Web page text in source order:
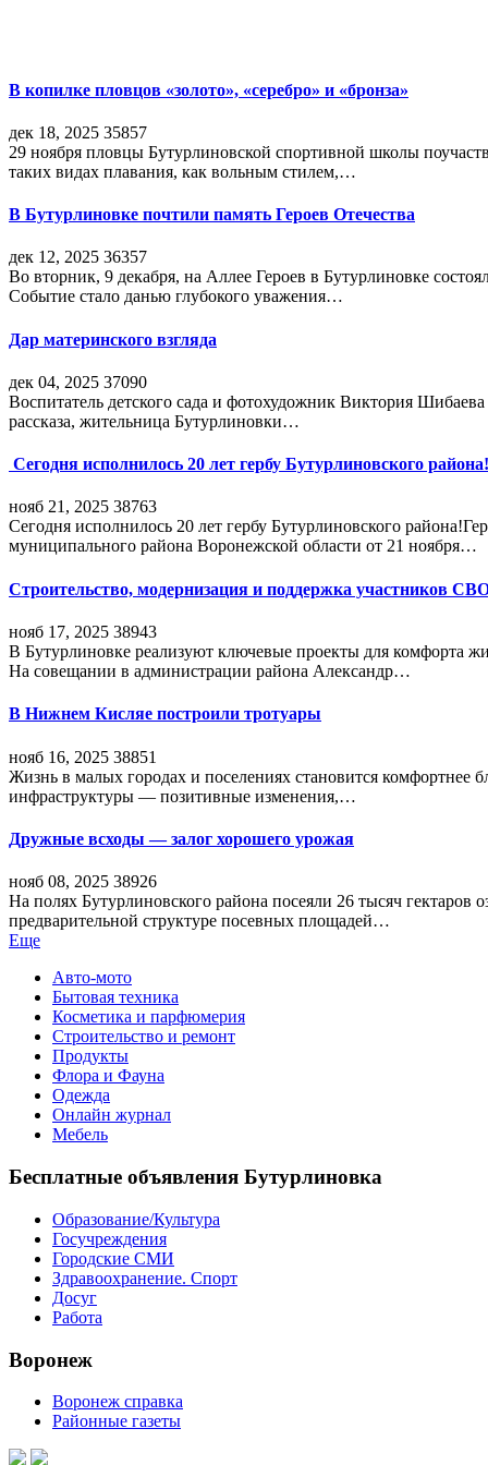
В копилке пловцов «золото», «серебро» и «бронза»
дек 18, 2025 35857
29 ноября пловцы Бутурлиновской спортивной школы
таких видах плавания, как вольным стилем,…
В Бутурлиновке почтили память Героев Отечества
дек 12, 2025 36357
Во вторник, 9 декабря, на Аллее Героев в Бутурлиновке
Событие стало данью глубокого уважения…
Дар материнского взгляда
дек 04, 2025 37090
Воспитатель детского сада и фотохудожник Виктория
рассказа, жительница Бутурлиновки…
Сегодня исполнилось 20 лет гербу Бутурлиновского района!
нояб 21, 2025 38763
Сегодня исполнилось 20 лет гербу Бутурлиновского
муниципального района Воронежской области от 21 ноября…
Строительство, модернизация и поддержка участников
нояб 17, 2025 38943
В Бутурлиновке реализуют ключевые проекты для комфорта
На совещании в администрации района Александр…
В Нижнем Кисляе построили тротуары
нояб 16, 2025 38851
Жизнь в малых городах и поселениях становится комфортнее
инфраструктуры — позитивные изменения,…
Дружные всходы — залог хорошего урожая
нояб 08, 2025 38926
На полях Бутурлиновского района посеяли 26 тысяч
предварительной структуре посевных площадей…
Еще
Авто-мото
Бытовая техника
Косметика и парфюмерия
Строительство и ремонт
Продукты
Флора и Фауна
Одежда
Онлайн журнал
Мебель
Бесплатные объявления Бутурлиновка
Образование/Культура
Госучреждения
Городские СМИ
Здравоохранение. Спорт
Досуг
Работа
Воронеж
Воронеж справка
Районные газеты